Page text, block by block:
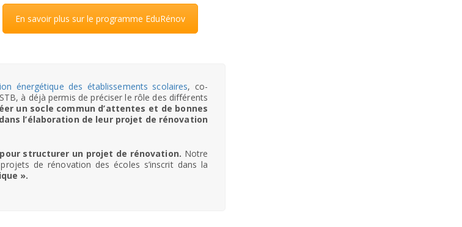
En savoir plus sur le programme EduRénov
énergétique des établissements scolaires, co-
à déjà permis de préciser le rôle des différents
un socle commun d’attentes et de bonnes
l’élaboration de leur projet de rénovation
structurer un projet de rénovation. Notre
de rénovation des écoles s’inscrit dans la
».